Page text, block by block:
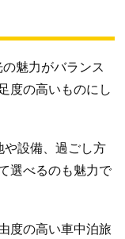
魅力がバランス
度の高いものにし
や設備、過ごし方
選べるのも魅力で
度の高い車中泊旅